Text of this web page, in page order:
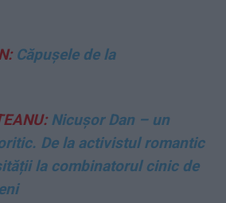
Căpușele de la
Nicușor Dan – un
De la activistul romantic
la combinatorul cinic de